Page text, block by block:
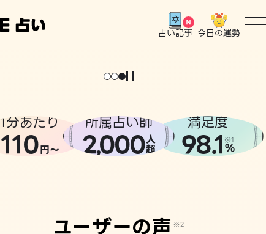
占い記事 今日の運勢
1分あたり
110円〜
所属占い師
2,000人
超
満足度
98.1 ※1
%
ユーザーの声 ※2